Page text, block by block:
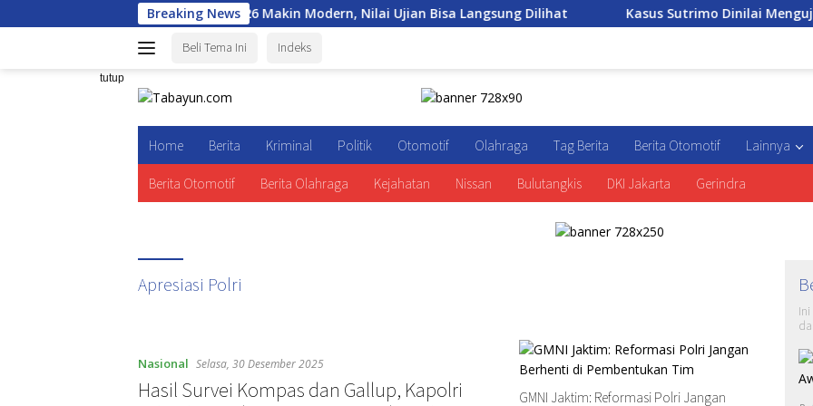
ke
Breaking News
Seleksi Akpol 2026 Makin Modern, Nilai Ujian Bisa Langsung Dilihat Kasus Sutrimo Dinilai Menguji
Beli Tema Ini
Indeks
tutup
Home Berita Kriminal Politik Otomotif Olahraga Tag Berita Berita Otomotif Lainnya
Berita Otomotif Berita Olahraga Kejahatan Nissan Bulutangkis DKI Jakarta Gerindra
Apresiasi Polri
Nasional Selasa, 30 Desember 2025
Hasil Survei Kompas dan Gallup, Kapolri
GMNI Jaktim: Reformasi Polri Jangan